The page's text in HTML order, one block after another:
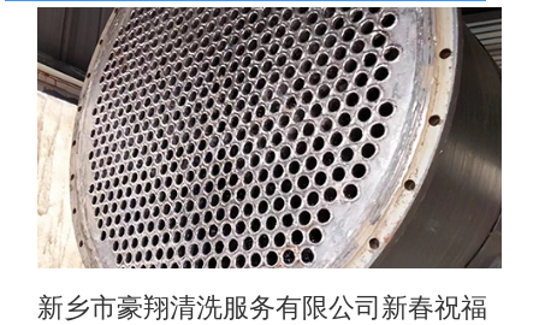
新乡市豪翔清洗服务有限公司新春祝福